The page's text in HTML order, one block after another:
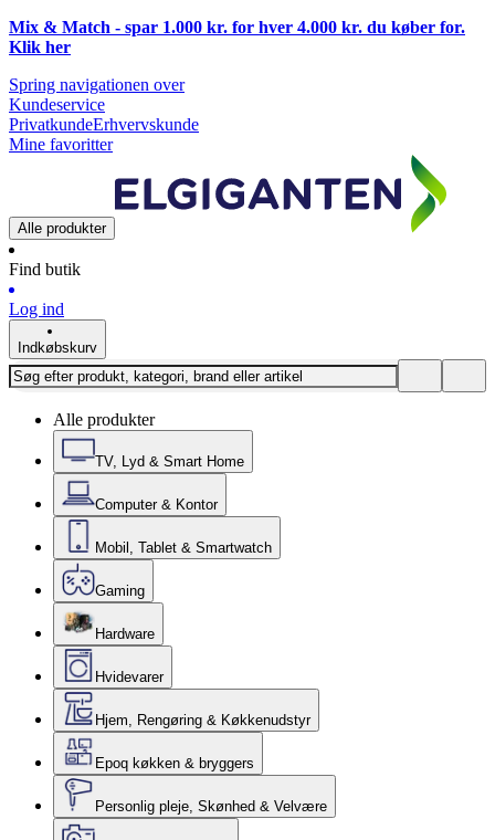
Mix & Match - spar 1.000 kr. for hver 4.000 kr. du køber for.
Klik her
Spring navigationen over
Kundeservice
PrivatkundeErhvervskunde
Mine favoritter
Alle produkter
Find butik
Log ind
Indkøbskurv
Alle produkter
TV, Lyd & Smart Home
Computer & Kontor
Mobil, Tablet & Smartwatch
Gaming
Hardware
Hvidevarer
Hjem, Rengøring & Køkkenudstyr
Epoq køkken & bryggers
Personlig pleje, Skønhed & Velvære